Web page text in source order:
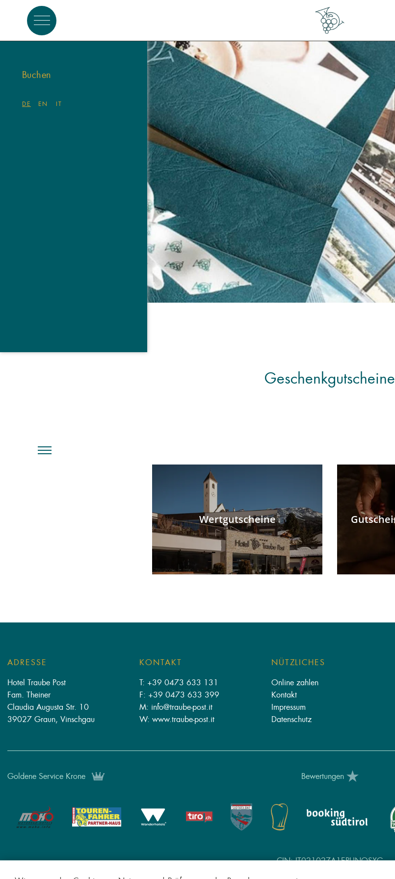
Anfragen
Buchen
DE EN IT
Geschenkgutscheine
ADRESSE
Hotel Traube Post
Fam. Theiner
Claudia Augusta Str. 10
39027 Graun, Vinschgau
KONTAKT
T: +39 0473 633 131
F: +39 0473 633 399
M: info@traube-post.it
W: www.traube-post.it
NÜTZLICHES
Online zahlen
Kontakt
Impressum
Datenschutz
Goldene Service Krone Bewertungen
CIN: IT021027A1EPUNQSXG